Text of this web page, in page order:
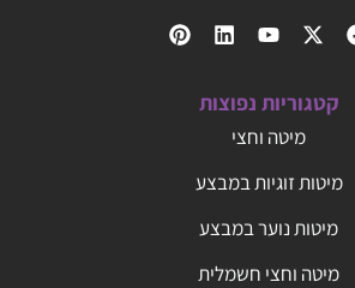
קטגוריות נפוצות
מיטה וחצי
מיטות זוגיות במבצע
מיטות נוער במבצע
מיטה וחצי חשמלית